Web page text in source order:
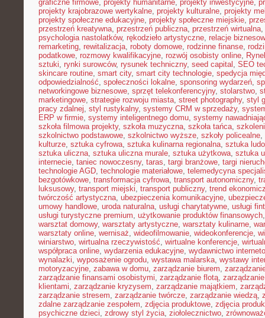
graficzne firmowe, projekty humanitarne, projekty inwestycyjne,
projekty krajobrazowe wertykalne, projekty kulturalne, projekty
projekty społeczne edukacyjne, projekty społeczne miejskie,
przestrzeń kreatywna, przestrzeń publiczna, przestrzeń wirtualna,
psychologia nastolatków, rękodzieło artystyczne, relacje
remarketing, rewitalizacja, roboty domowe, rodzinne finanse,
podatkowe, rozmowy kwalifikacyjne, rozwój osobisty online,
sztuki, rynki surowców, rysunek techniczny, seed capital , SEO
skincare routine, smart city, smart city technologie, spedycja
odpowiedzialność, społeczności lokalne, sponsoring wydarzeń,
networkingowe biznesowe, sprzęt telekonferencyjny, stolarstwo,
marketingowe, strategie rozwoju miasta, street photography, styl
pracy zdalnej, styl rustykalny, systemy CRM w sprzedaży,
ERP w firmie, systemy inteligentnego domu, systemy
szkoła filmowa projekty, szkoła muzyczna, szkoła tańca,
szkolnictwo podstawowe, szkolnictwo wyższe, szkoły policealne,
kulturze, sztuka cyfrowa, sztuka kulinarna regionalna, sztuka
sztuka uliczna, sztuka uliczna murale, sztuka użytkowa, sztuka
internecie, taniec nowoczesny, taras, targi branżowe, targi
technologie AGD, technologie materiałowe, telemedycyna
bezgotówkowe, transformacja cyfrowa, transport autonomiczny,
luksusowy, transport miejski, transport publiczny, trend
twórczość artystyczna, ubezpieczenia komunikacyjne,
umowy handlowe, uroda naturalna, usługi charytatywne, usługi
usługi turystyczne premium, użytkowanie produktów finansowych
warsztat domowy, warsztaty artystyczne, warsztaty kulinarne,
warsztaty online, wernisaż, wideofilmowanie, wideokonferencje,
winiarstwo, wirtualna rzeczywistość, wirtualne konferencje,
współpraca online, wydarzenia edukacyjne, wydawnictwo
wynalazki, wyposażenie ogrodu, wystawa malarska, wystawy
motoryzacyjne, zabawa w domu, zarządzanie biurem,
zarządzanie finansami osobistymi, zarządzanie flotą,
klientami, zarządzanie kryzysem, zarządzanie majątkiem,
zarządzanie stresem, zarządzanie twórcze, zarządzanie wiedzą,
zdalne zarządzanie zespołem, zdjęcia produktowe, zdjęcia
psychiczne dzieci, zdrowy styl życia, ziołolecznictwo,